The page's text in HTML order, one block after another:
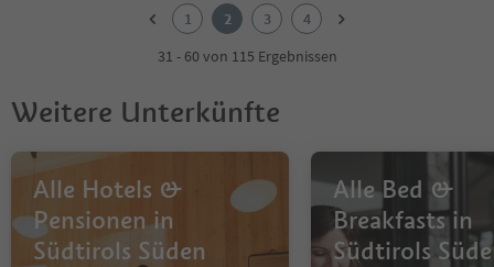
1 2 3
4
31 - 60 von 115 Ergebnissen
Weitere Unterkünfte
Alle Hotels &
Pensionen in
Südtirols Süden
Alle Bed &
Breakfasts in
Südtirols